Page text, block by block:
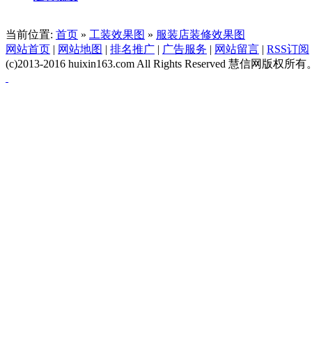
当前位置: 首页 » 工装效果图 » 服装店装修效果图
网站首页 | 网站地图 | 排名推广 | 广告服务 | 网站留言 | RSS订阅
(c)2013-2016 huixin163.com All Rights Reserved 慧信网版权所有